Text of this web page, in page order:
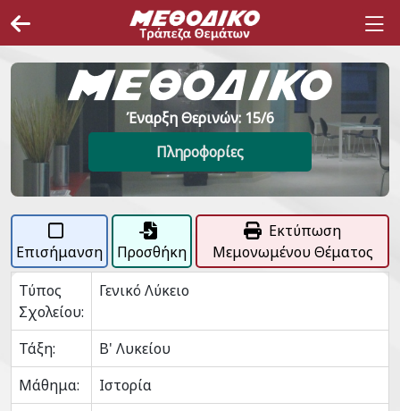
Έναρξη Θερινών: 15/6
Πληροφορίες
Επισήμανση Προσθήκη
Εκτύπωση
Μεμονωμένου Θέματος
Τύπος
Σχολείου:
Γενικό Λύκειο
Τάξη:
Β' Λυκείου
Μάθημα:
Ιστορία